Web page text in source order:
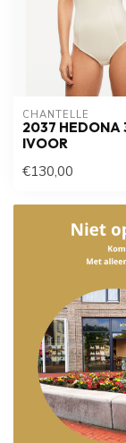
CHANTELLE
2037 HEDONA
IVOOR
€130,00